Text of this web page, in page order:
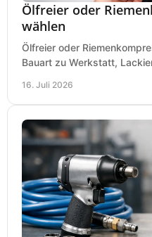
Ölfreier oder
wählen
Ölfreier oder
Bauart zu Werkstatt,
16. Juli 2026